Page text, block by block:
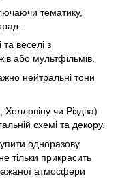
тематику,
веселі з
або мультфільмів.
нейтральні тони
чи Різдва)
схемі та декору.
одноразову
тільки прикрасить
атмосфери